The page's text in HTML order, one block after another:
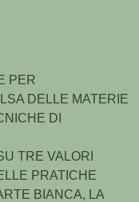
PER
DELLE MATERIE
DI
TRE VALORI
PRATICHE
BIANCA, LA